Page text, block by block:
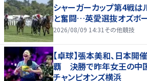
シャーガーカップ第4戦は
と奮闘…英愛選抜オズボ
2026/08/09 14:31 その他競技
【卓球】張本美和、日本開
覇 決勝で昨年女王の中
チャンピオンズ横浜